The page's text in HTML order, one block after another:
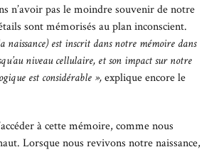
n’avoir pas le moindre souvenir de notre
sont mémorisés au plan inconscient.
naissance) est inscrit dans notre mémoire dans
niveau cellulaire, et son impact sur notre
est considérable »,explique encore le
à cette mémoire, comme nous
Lorsque nous revivons notre naissance,